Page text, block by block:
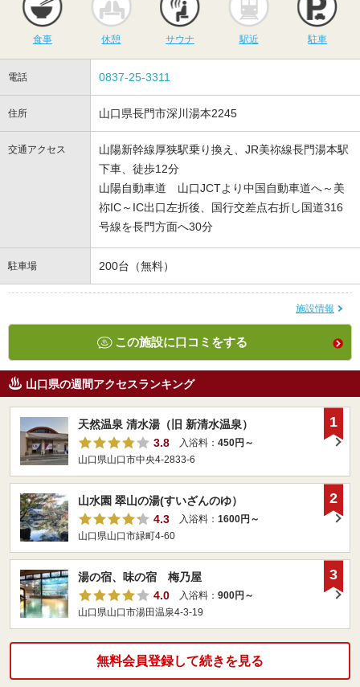
食事 休憩 サウナ 駅近 駐車
電話 0837-25-3311
住所 山口県長門市深川湯本2245
交通アクセス
山陽新幹線厚狭駅乗り換え、JR美祢線長門湯本駅
下車、徒歩12分
山陽自動車道 山口JCTより中国自動車道へ～美
祢IC～IC出口左折後、国行交差点右折し国道316
号線を長門方面へ30分
駐車場 200台（無料）
施設情報
この施設に口コミをする
山口県の週間アクセスランキング
天然温泉 清水湯（旧 新清水温泉）
3.8
入浴料： 450円～
山口県山口市中央4-2833-6
1
山水園 翠山の湯(すいざんのゆ）
4.3
入浴料： 1600円～
山口県山口市緑町4-60
2
湯の宿、味の宿 梅乃屋
4.0
入浴料： 900円～
山口県山口市湯田温泉4-3-19
3
無料会員登録して続きを見る